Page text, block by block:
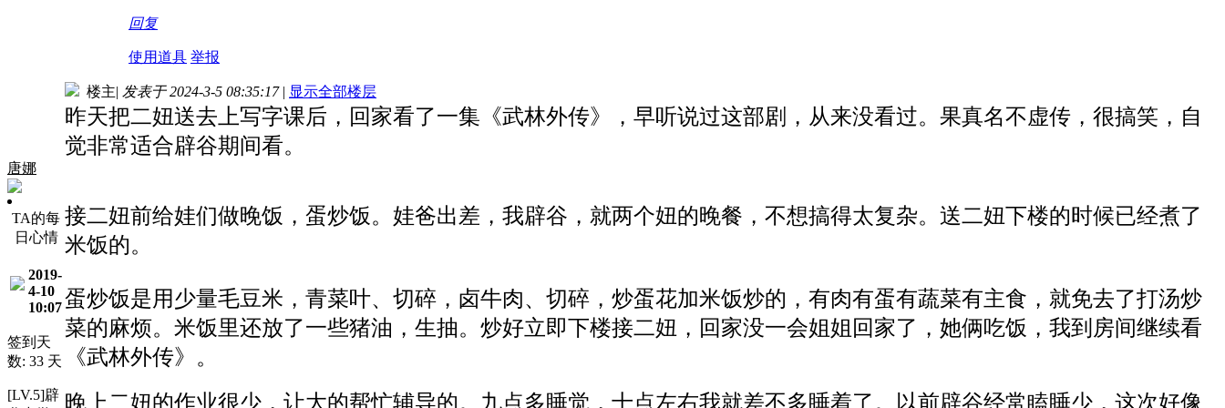
回复
使用道具 举报
唐娜
TA的每
日心情
2019-
4-10
10:07
签到天
数: 33 天
[LV.5]辟
楼主| 发表于 2024-3-5 08:35:17 | 显示全部楼层
昨天把二妞送去上写字课后，回家看了一集《武林外传》，早听说过这部剧，从来没看过。果真名不虚传，很搞笑，自
觉非常适合辟谷期间看。
接二妞前给娃们做晚饭，蛋炒饭。娃爸出差，我辟谷，就两个妞的晚餐，不想搞得太复杂。送二妞下楼的时候已经煮了
米饭的。
蛋炒饭是用少量毛豆米，青菜叶、切碎，卤牛肉、切碎，炒蛋花加米饭炒的，有肉有蛋有蔬菜有主食，就免去了打汤炒
菜的麻烦。米饭里还放了一些猪油，生抽。炒好立即下楼接二妞，回家没一会姐姐回家了，她俩吃饭，我到房间继续看
《武林外传》。
晚上二妞的作业很少，让大的帮忙辅导的。九点多睡觉，十点左右我就差不多睡着了。以前辟谷经常瞌睡少，这次好像